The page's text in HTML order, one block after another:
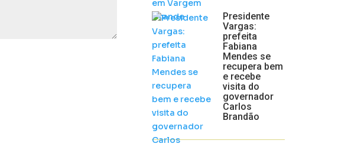
Presidente
Vargas:
prefeita
Fabiana
Mendes se
recupera bem
e recebe
visita do
governador
Carlos
Brandão